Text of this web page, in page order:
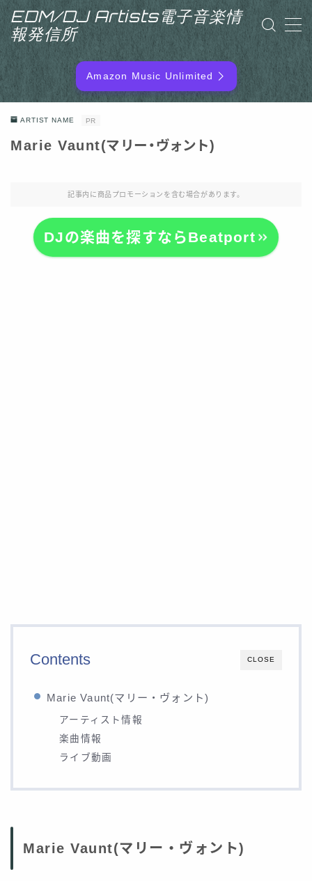
EDM/DJ Artists電子音楽情
報発信所
MENU
EDM/DJ/PD ARTIST
SITEMAP
Amazon Music Unlimited
ARTIST NAME PR
Marie Vaunt(マリー・ヴォント)
記事内に商品プロモーションを含む場合があります。
DJの楽曲を探すならBeatport
CLOSE
Contents
Marie Vaunt(マリー・ヴォント)
アーティスト情報
楽曲情報
ライブ動画
Marie Vaunt(マリー・ヴォント)